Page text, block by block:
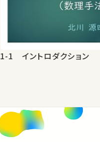
1-1 イントロダクション